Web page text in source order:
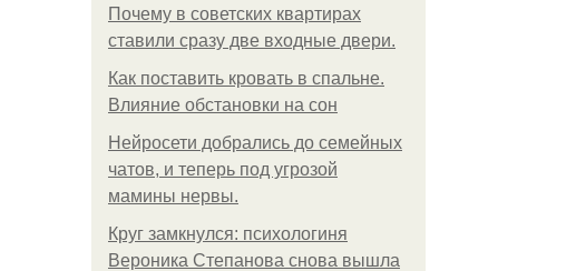
Почему в советских квартирах
ставили сразу две входные двери.
Как поставить кровать в спальне.
Влияние обстановки на сон
Нейросети добрались до семейных
чатов, и теперь под угрозой
мамины нервы.
Круг замкнулся: психологиня
Вероника Степанова снова вышла